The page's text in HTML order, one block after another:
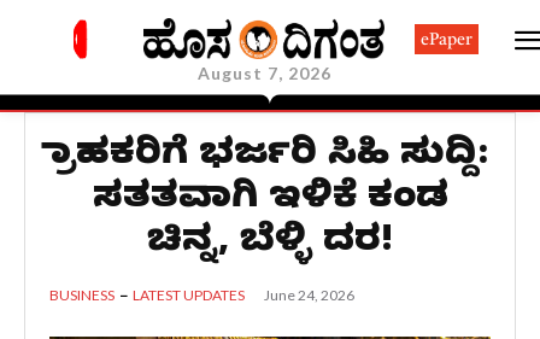
August 7, 2026
ePaper
ಗ್ರಾಹಕರಿಗೆ ಭರ್ಜರಿ ಸಿಹಿ ಸುದ್ದಿ:
ಸತತವಾಗಿ ಇಳಿಕೆ ಕಂಡ
ಚಿನ್ನ, ಬೆಳ್ಳಿ ದರ!
BUSINESS LATEST UPDATES June 24, 2026